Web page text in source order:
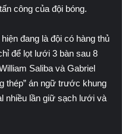
công của đội bóng.
đang là đội có hàng thủ
để lọt lưới 3 bàn sau 8
Saliba và Gabriel
thép” án ngữ trước khung
nhiều lần giữ sạch lưới và